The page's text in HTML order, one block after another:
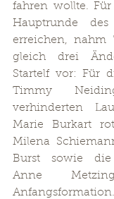
fahren wollte.
Hauptrunde des
erreichen, nahm
gleich drei
Startelf vor: Für
Timmy
verhinderten
Marie Burkart
Milena
Burst sowie die
Anne
Anfangsformation.